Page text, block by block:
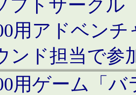
フトサークル
用アドベン
ンド担当で参
用ゲーム「